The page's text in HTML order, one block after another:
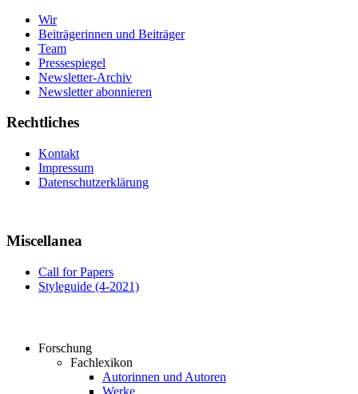
Wir
Beiträgerinnen und Beiträger
Team
Pressespiegel
Newsletter-Archiv
Newsletter abonnieren
Rechtliches
Kontakt
Impressum
Datenschutzerklärung
Miscellanea
Call for Papers
Styleguide (4-2021)
Forschung
Fachlexikon
Autorinnen und Autoren
Werke